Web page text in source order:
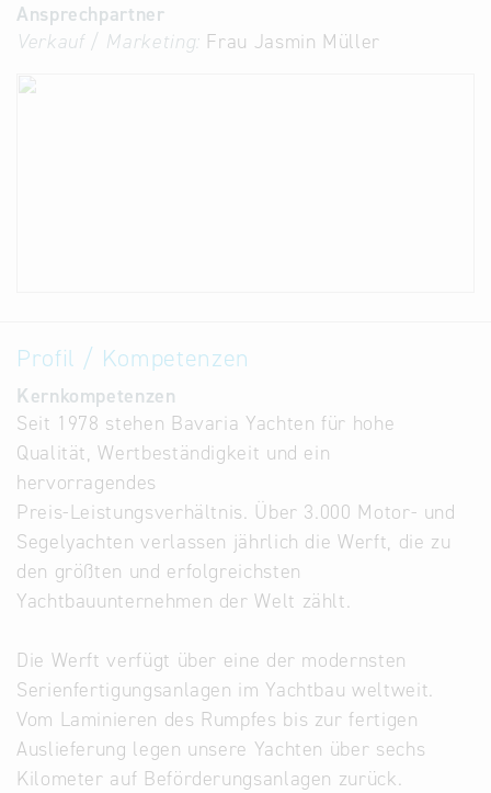
Ansprechpartner
Verkauf / Marketing: Frau Jasmin Müller
Profil / Kompetenzen
Kernkompetenzen
Seit 1978 stehen Bavaria Yachten für hohe
Qualität, Wertbeständigkeit und ein
hervorragendes
Preis-Leistungsverhältnis. Über 3.000 Motor- und
Segelyachten verlassen jährlich die Werft, die zu
den größten und erfolgreichsten
Yachtbauunternehmen der Welt zählt.
Die Werft verfügt über eine der modernsten
Serienfertigungsanlagen im Yachtbau weltweit.
Vom Laminieren des Rumpfes bis zur fertigen
Auslieferung legen unsere Yachten über sechs
Kilometer auf Beförderungsanlagen zurück.